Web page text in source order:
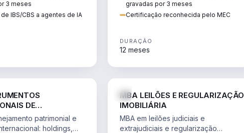
3 meses
IBS/CBS a agentes de IA
gravadas por 3 meses
Certificação reconhecida pelo MEC
DURAÇÃO
12 meses
DE
PATRIMONIAL &
patrimonial e
holdings,
MBA LEILÕES E REGULARIZAÇÃO
IMOBILIÁRIA
MBA em leilões judiciais e
extrajudiciais e regularização